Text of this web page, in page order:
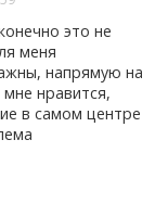
это не
меня
напрямую на
нравится,
в самом центре